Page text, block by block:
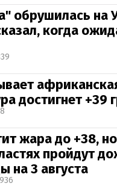
обрушилась на
когда
достигнет +39
жара до +38,
пройдут
на 3 августа